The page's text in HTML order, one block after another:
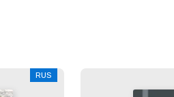
RUS